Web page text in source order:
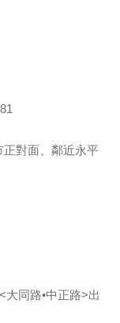
正對面、鄰近永平
同路•中正路>出